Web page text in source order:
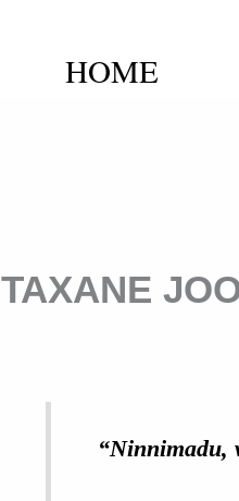
HOME
TAXANE
“Ninnimadu,